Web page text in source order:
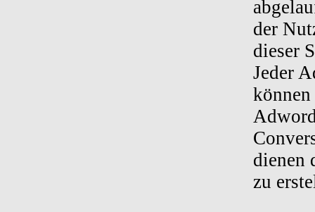
der
dieser
Jeder
dienen
zu